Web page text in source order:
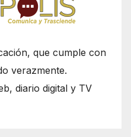
que cumple con
verazmente.
diario digital y TV